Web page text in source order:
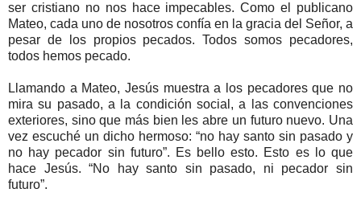
ser cristiano no nos hace impecables. Como el publicano
Mateo, cada uno de nosotros confía en la gracia del Señor, a
pesar de los propios pecados. Todos somos pecadores,
todos hemos pecado.
Llamando a Mateo, Jesús muestra a los pecadores que no
mira su pasado, a la condición social, a las convenciones
exteriores, sino que más bien les abre un futuro nuevo. Una
vez escuché un dicho hermoso: “no hay santo sin pasado y
no hay pecador sin futuro”. Es bello esto. Esto es lo que
hace Jesús. “No hay santo sin pasado, ni pecador sin
futuro”.